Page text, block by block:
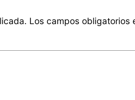
Los campos obligatorios